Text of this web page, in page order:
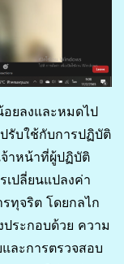
ยลงและหมดไป
รับใช้กับการปฏิบัติ
าหน้าที่ผู้ปฏิบัติ
ปลี่ยนแปลงค่า
ทุจริต โดยกลไก
ระกอบด้วย ความ
ละการตรวจสอบ